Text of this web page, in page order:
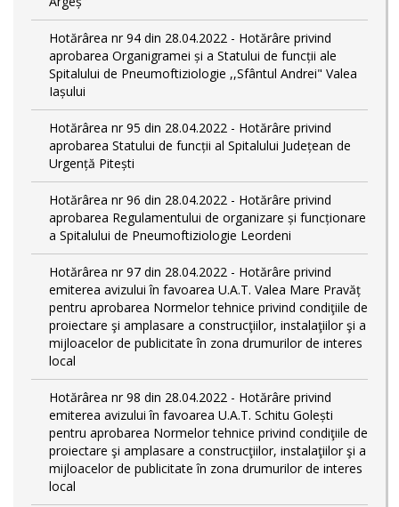
Hotărârea nr 94 din 28.04.2022 - Hotărâre privind
aprobarea Organigramei și a Statului de funcții ale
Spitalului de Pneumoftiziologie ,,Sfântul Andrei" Valea
Iașului
Hotărârea nr 95 din 28.04.2022 - Hotărâre privind
aprobarea Statului de funcții al Spitalului Județean de
Urgență Pitești
Hotărârea nr 96 din 28.04.2022 - Hotărâre privind
aprobarea Regulamentului de organizare și funcționare
a Spitalului de Pneumoftiziologie Leordeni
Hotărârea nr 97 din 28.04.2022 - Hotărâre privind
emiterea avizului în favoarea U.A.T. Valea Mare Pravăț
pentru aprobarea Normelor tehnice privind condiţiile de
proiectare şi amplasare a construcţiilor, instalaţiilor şi a
mijloacelor de publicitate în zona drumurilor de interes
local
Hotărârea nr 98 din 28.04.2022 - Hotărâre privind
emiterea avizului în favoarea U.A.T. Schitu Golești
pentru aprobarea Normelor tehnice privind condiţiile de
proiectare şi amplasare a construcţiilor, instalaţiilor şi a
mijloacelor de publicitate în zona drumurilor de interes
local